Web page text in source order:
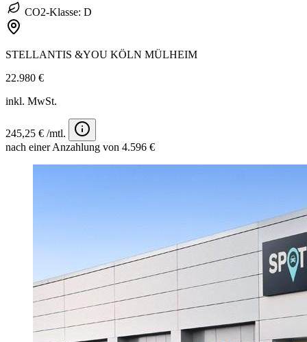
CO2-Klasse: D
STELLANTIS &YOU KÖLN MÜLHEIM
22.980 €
inkl. MwSt.
245,25 € /mtl.
nach einer Anzahlung von 4.596 €